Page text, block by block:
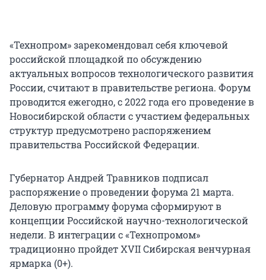
«Технопром» зарекомендовал себя ключевой
российской площадкой по обсуждению
актуальных вопросов технологического развития
России, считают в правительстве региона. Форум
проводится ежегодно, с 2022 года его проведение в
Новосибирской области с участием федеральных
структур предусмотрено распоряжением
правительства Российской Федерации.
Губернатор Андрей Травников подписал
распоряжение о проведении форума 21 марта.
Деловую программу форума сформируют в
концепции Российской научно-технологической
недели. В интеграции с «Технопромом»
традиционно пройдет XVII Сибирская венчурная
ярмарка (0+).